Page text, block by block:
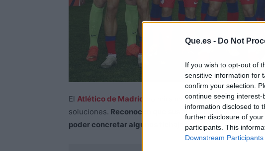
Que.es - Do Not
If you wish to opt-out of
sensitive information for
confirm your selection.
continue seeing
information disclosed to
further disclosure of
participants. This
Downstream Participants
El Atlético de Madrid
no mira muy de cerca sus
soluciones. Reconocen que sus arcas están
poder concretar algunos fichajes.